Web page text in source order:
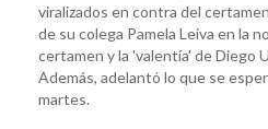
viralizados en contra del
de su colega Pamela Leiva en la
certamen y la 'valentía' de Diego
Además, adelantó lo que se
martes.